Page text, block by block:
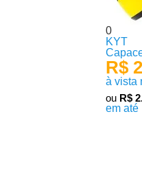
0
KYT
R$
à vista
ou R$
em até